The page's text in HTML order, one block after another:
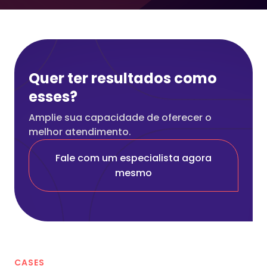
Quer ter resultados como
esses?
Amplie sua capacidade de oferecer o
melhor atendimento.
Fale com um especialista agora
mesmo
CASES